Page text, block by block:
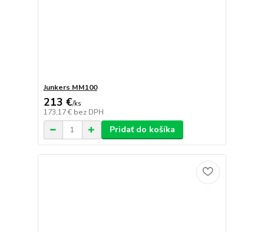
Junkers MM100
213 €/ks
173,17 € bez DPH
Pridať do košíka